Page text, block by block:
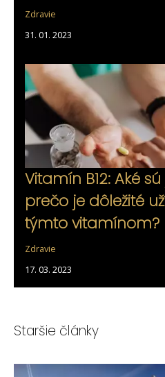
Zdravie
31. 01. 2023
Vitamín B12: Aké
prečo je dôležité
týmto vitamínom?
Zdravie
17. 03. 2023
Staršie články